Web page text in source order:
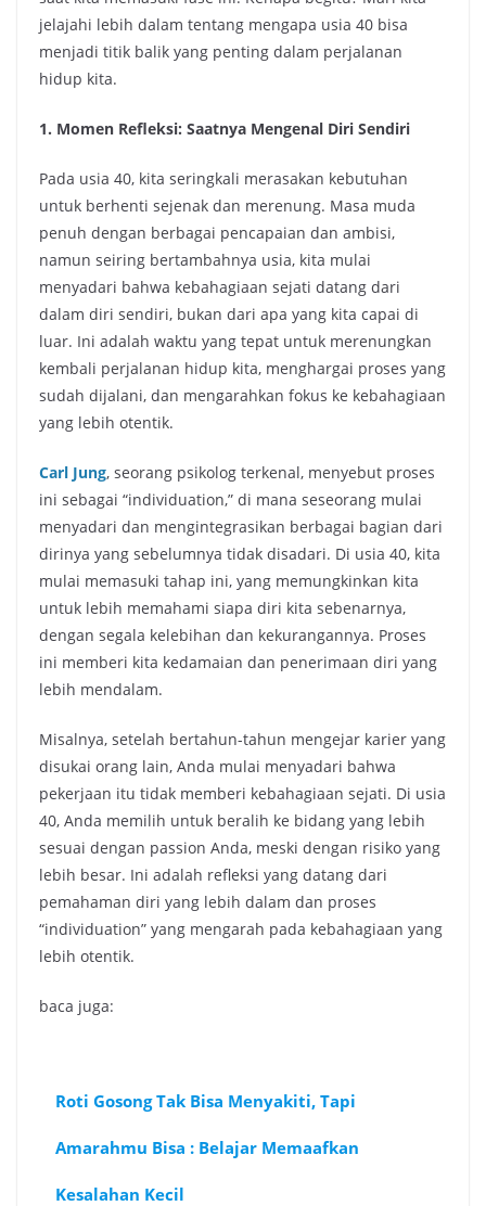
jelajahi lebih dalam tentang mengapa usia 40 bisa
menjadi titik balik yang penting dalam perjalanan
hidup kita.
1. Momen Refleksi: Saatnya Mengenal Diri Sendiri
Pada usia 40, kita seringkali merasakan kebutuhan
untuk berhenti sejenak dan merenung. Masa muda
penuh dengan berbagai pencapaian dan ambisi,
namun seiring bertambahnya usia, kita mulai
menyadari bahwa kebahagiaan sejati datang dari
dalam diri sendiri, bukan dari apa yang kita capai di
luar. Ini adalah waktu yang tepat untuk merenungkan
kembali perjalanan hidup kita, menghargai proses yang
sudah dijalani, dan mengarahkan fokus ke kebahagiaan
yang lebih otentik.
Carl Jung, seorang psikolog terkenal, menyebut proses
ini sebagai “individuation,” di mana seseorang mulai
menyadari dan mengintegrasikan berbagai bagian dari
dirinya yang sebelumnya tidak disadari. Di usia 40, kita
mulai memasuki tahap ini, yang memungkinkan kita
untuk lebih memahami siapa diri kita sebenarnya,
dengan segala kelebihan dan kekurangannya. Proses
ini memberi kita kedamaian dan penerimaan diri yang
lebih mendalam.
Misalnya, setelah bertahun-tahun mengejar karier yang
disukai orang lain, Anda mulai menyadari bahwa
pekerjaan itu tidak memberi kebahagiaan sejati. Di usia
40, Anda memilih untuk beralih ke bidang yang lebih
sesuai dengan passion Anda, meski dengan risiko yang
lebih besar. Ini adalah refleksi yang datang dari
pemahaman diri yang lebih dalam dan proses
“individuation” yang mengarah pada kebahagiaan yang
lebih otentik.
baca juga:
Roti Gosong Tak Bisa Menyakiti, Tapi
Amarahmu Bisa : Belajar Memaafkan
Kesalahan Kecil